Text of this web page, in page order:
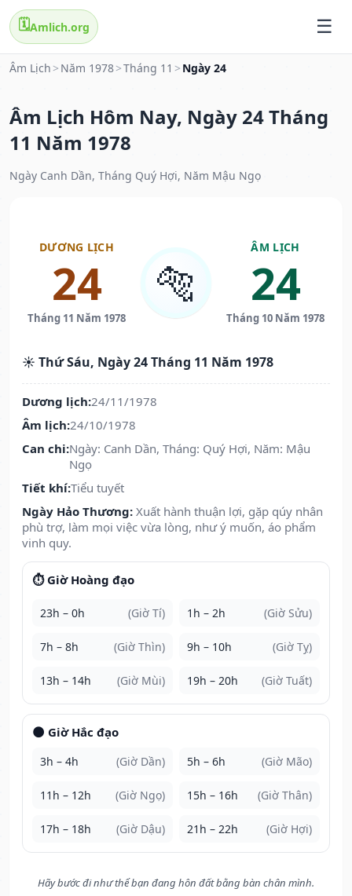
🗓️Amlich.org
Âm Lịch > Năm 1978>Tháng 11 > Ngày 24
Âm Lịch Hôm Nay, Ngày 24 Tháng
11 Năm 1978
Ngày Canh Dần, Tháng Quý Hợi, Năm Mậu Ngọ
DƯƠNG LỊCH
24
Tháng 11 Năm 1978
🐅
ÂM LỊCH
24
Tháng 10 Năm 1978
☀️ Thứ Sáu, Ngày 24 Tháng 11 Năm 1978
Dương lịch:24/11/1978
Âm lịch:24/10/1978
Can chi:Ngày: Canh Dần, Tháng: Quý Hợi, Năm: Mậu
Ngọ
Tiết khí:Tiểu tuyết
Ngày Hảo Thương: Xuất hành thuận lợi, gặp qúy nhân
phù trợ, làm mọi việc vừa lòng, như ý muốn, áo phẩm
vinh quy.
⏱️ Giờ Hoàng đạo
23h – 0h (Giờ Tí) 1h – 2h (Giờ Sửu)
7h – 8h (Giờ Thìn) 9h – 10h (Giờ Tỵ)
13h – 14h (Giờ Mùi) 19h – 20h (Giờ Tuất)
🌑 Giờ Hắc đạo
3h – 4h (Giờ Dần) 5h – 6h (Giờ Mão)
11h – 12h (Giờ Ngọ) 15h – 16h (Giờ Thân)
17h – 18h (Giờ Dậu) 21h – 22h (Giờ Hợi)
Hãy bước đi như thể bạn đang hôn đất bằng bàn chân mình.